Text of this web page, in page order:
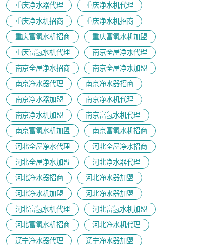
重庆净水器代理
重庆净水机代理
重庆净水机招商
重庆净水机招商
重庆富氢水机招商
重庆富氢水机加盟
重庆富氢水机代理
南京全屋净水代理
南京全屋净水招商
南京全屋净水加盟
南京净水器代理
南京净水器招商
南京净水器加盟
南京净水机代理
南京净水机加盟
南京富氢水机代理
南京富氢水机加盟
南京富氢水机招商
河北全屋净水代理
河北全屋净水招商
河北全屋净水加盟
河北净水器代理
河北净水器招商
河北净水器加盟
河北净水机加盟
河北净水器加盟
河北富氢水机代理
河北富氢水机加盟
河北富氢水机招商
河北净水机代理
辽宁净水器代理
辽宁净水器加盟